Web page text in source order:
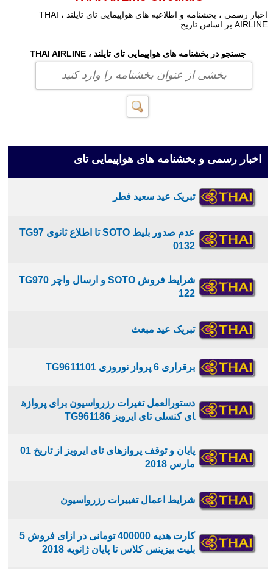
اخبار رسمی ، بخشنامه و اطلاعیه های هواپیمایی تای تایلند ، THAI
AIRLINE بر اساس تاریخ
جستجو در بخشنامه های هواپیمایی تای تایلند ، THAI AIRLINE
اخبار رسمی و بخشنامه های هواپیمایی تای
تبریک عید سعید فطر
عدم صدور بلیط SOTO تا اطلاع ثانوی TG97
0132
شرایط فروش SOTO و ارسال واچر TG970
122
تبریک عید مبعث
برقراری 6 پرواز نوروزی TG9611101
دستورالعمل تغیرات رزرواسیون برای پروازه
ای کنسلی تای ایرویز TG961186
پایان و توقف پروازهای تای ایرویز از تاریخ 01
مارس 2018
شرایط اعمال تغییرات رزرواسیون
کارت هدیه 400000 تومانی در ازای فروش 5
بلیت بیزینس کلاس تا پایان ژانویه 2018